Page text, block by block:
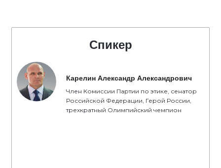
Спикер
Карелин Александр Александрович
Член Комиссии Партии по этике, сенатор
Российской Федерации, Герой России,
трехкратный Олимпийский чемпион